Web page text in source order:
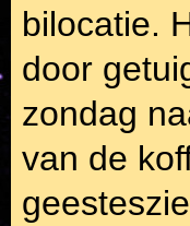
bilocatie.
door
zondag
van de